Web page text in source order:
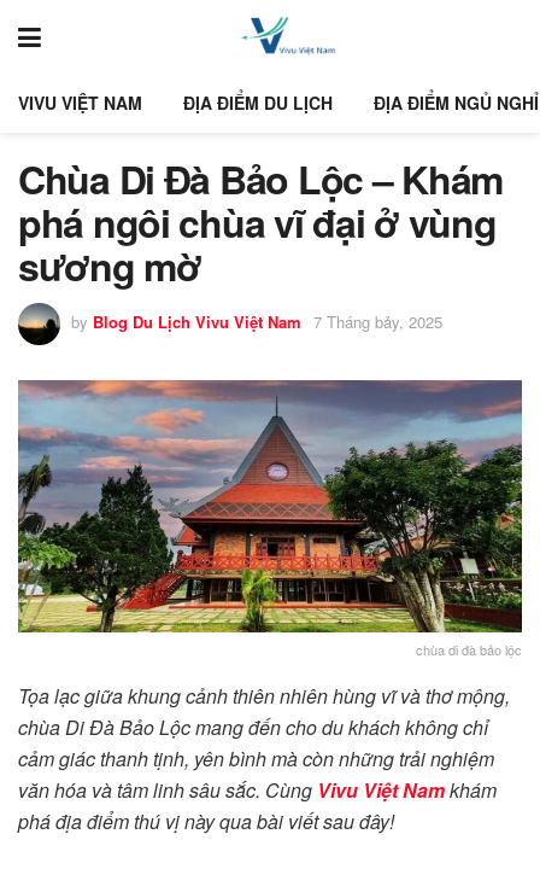
VIVU VIỆT NAM ĐỊA ĐIỂM DU LỊCH ĐỊA ĐIỂM NGỦ NGHỈ
Chùa Di Đà Bảo Lộc – Khám
phá ngôi chùa vĩ đại ở vùng
sương mờ
by Blog Du Lịch Vivu Việt Nam 7 Tháng bảy, 2025
chùa di đà bảo lộc
Tọa lạc giữa khung cảnh thiên nhiên hùng vĩ và thơ mộng,
chùa Di Đà Bảo Lộc mang đến cho du khách không chỉ
cảm giác thanh tịnh, yên bình mà còn những trải nghiệm
văn hóa và tâm linh sâu sắc. Cùng Vivu Việt Namkhám
phá địa điểm thú vị này qua bài viết sau đây!